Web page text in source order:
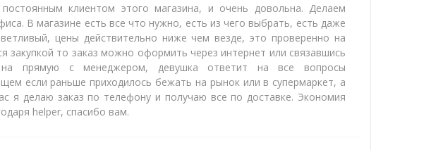
клиентом этого магазина, и очень довольна. Делаем
В магазине есть все что нужно, есть из чего выбрать, есть даже
цены действительно ниже чем везде, это проверенно на
закупкой то заказ можно оформить через интернет или связавшись
прямую с менеджером, девушка ответит на все вопросы
если раньше приходилось бежать на рынок или в супермаркет, а
я делаю заказ по телефону и получаю все по доставке. Экономия
helper, спасибо вам.